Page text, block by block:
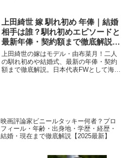
上田綺世 嫁 馴れ初め 年俸｜結婚
相手は誰？馴れ初めエピソードと
最新年俸・契約額まで徹底解説
【2025最新】
上田綺世の嫁はモデル・由布菜月！二人
の馴れ初めや結婚式、最新の年俸・契約
額まで徹底解説。日本代表FWとして海外
映画評論家ビニールタッキー何者？プロ
フィール・年齢・出身地・学歴・経歴・
結婚・現在まで徹底解説【2025最新】